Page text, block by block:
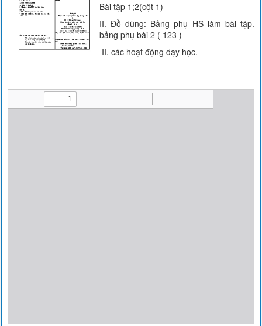
Bài tập 1;2(cột 1)
II. Đồ dùng: Bảng phụ HS làm bài tập.
bảng phụ bài 2 ( 123 )
II. các hoạt động dạy học.